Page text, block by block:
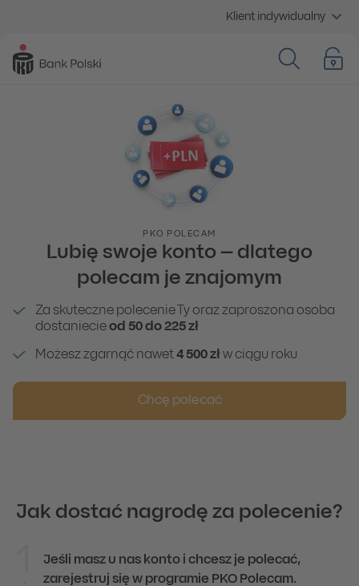
Klient indywidualny
PKO POLECAM
Lubię swoje konto – dlatego
polecam je znajomym
Za skuteczne polecenie Ty oraz zaproszona osoba
dostaniecie od 50 do 225 zł
Możesz zgarnąć nawet 4 500 zł w ciągu roku
Chcę polecać
Jak dostać nagrodę za polecenie?
Jak dostać nagrodę za polecenie?
Jeśli masz u nas konto i chcesz je polecać,
zarejestruj się w programie PKO Polecam.